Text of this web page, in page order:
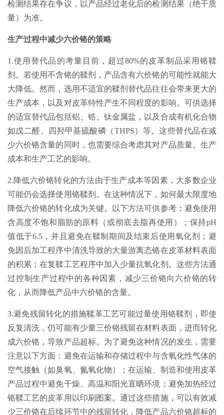
检测结果存在争议，以产品经过老化后的检测结果（绝干质
量）为准。
生产过程中减少六价铬的策略
1.使用替代品的考量目前，超过80%的皮革制品采用铬鞣
剂。若使用不含铬的鞣剂，产品含有六价铬的可能性就能大
大降低。然而，选用不适宜的鞣剂替代品往往会带来更大的
生产成本，以及对皮革特性产生不同程度的影响。可供选择
的适宜替代品包括铝、锆、钛金属盐，以及合成有机化合物
如戊二醛、四羟甲基硫酸磷（THPS）等。这些替代品在减
少六价铬含量的同时，也需要综合考虑其对产品质量、生产
成本和生产工艺的影响。
2.降低六价铬转化的方法由于生产成本等因素，大多数企业
可能仍会选择使用铬鞣剂。在这种情况下，如何最大限度地
降低六价铬的转化成为关键。以下方法可供参考：避免使用
含高度不饱和脂肪的原料（或彻底去脂再使用）；保持pH
值低于6.5，并且避免在鞣制期间及结束后使用氧化剂；避
免因后加工程序中清洗导致的大量游离态铬在皮革材料表面
的积累；在复鞣工艺程序中加入少量抗氧化剂。这些方法通
过控制生产过程中的各种因素，减少三价铬向六价铬的转
化，从而降低产品中六价铬的含量。
3.避免残留转化的措施鞣革工艺可能过量使用铬鞣剂，即使
反复清洗，仍可能有少量三价铬残留在材料表面，进而转化
成六价铬，导致产品超标。为了避免这种情况的发生，需要
注意以下方面：避免在运输和存储过程中与含氧化性气体的
空气接触（如臭氧、氮氧化物）；在运输、制造和使用皮革
产品过程中避免干燥、高温和阳光直晒环境；避免加热经过
铬鞣工艺的皮革用以印刷图案。通过这些措施，可以有效减
少三价铬在后续环节中的残留转化，降低产品六价铬超标的